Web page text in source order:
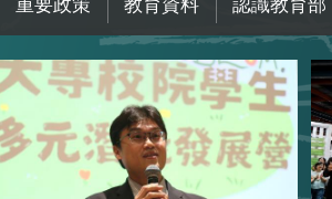
重要政策 教育資料 認識教育部